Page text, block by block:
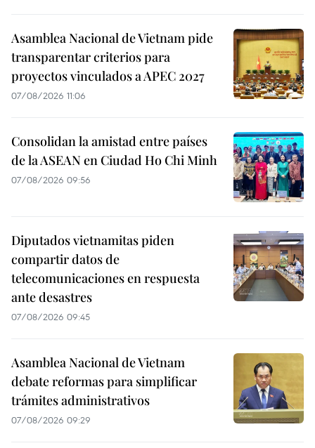
Asamblea Nacional de Vietnam pide
transparentar criterios para
proyectos vinculados a APEC 2027
07/08/2026 11:06
Consolidan la amistad entre países
de la ASEAN en Ciudad Ho Chi Minh
07/08/2026 09:56
Diputados vietnamitas piden
compartir datos de
telecomunicaciones en respuesta
ante desastres
07/08/2026 09:45
Asamblea Nacional de Vietnam
debate reformas para simplificar
trámites administrativos
07/08/2026 09:29